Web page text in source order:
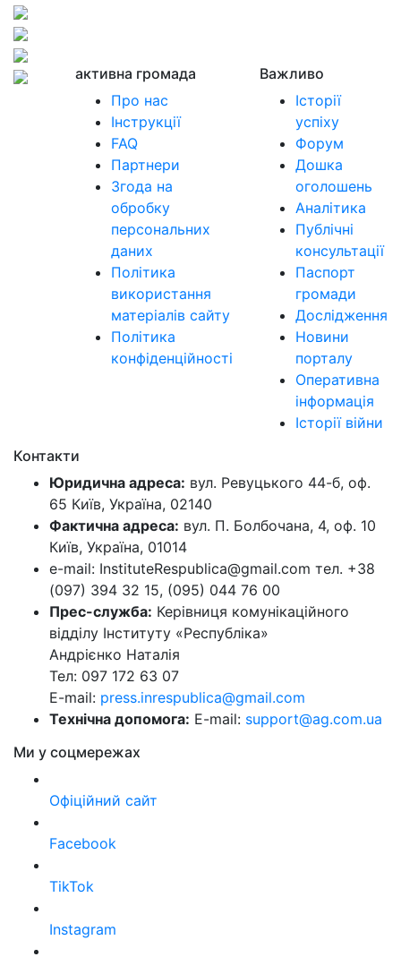
активна громада
Про нас
Інструкції
FAQ
Партнери
Згода на
обробку
персональних
даних
Політика
використання
матеріалів сайту
Політика
конфіденційності
Важливо
Історії
успіху
Форум
Дошка
оголошень
Аналітика
Публічні
консультації
Паспорт
громади
Дослідження
Новини
порталу
Оперативна
інформація
Історії війни
Контакти
Юридична адреса: вул. Ревуцького 44-б, оф.
65 Київ, Україна, 02140
Фактична адреса: вул. П. Болбочана, 4, оф. 10
Київ, Україна, 01014
e-mail: InstituteRespublica@gmail.com тел. +38
(097) 394 32 15, (095) 044 76 00
Прес-служба: Керівниця комунікаційного
відділу Інституту «Республіка»
Андрієнко Наталія
Тел: 097 172 63 07
E-mail: press.inrespublica@gmail.com
Технічна допомога: E-mail: support@ag.com.ua
Ми у соцмережах
Офіційний сайт
Facebook
TikTok
Instagram